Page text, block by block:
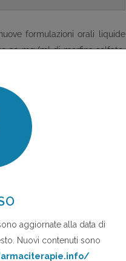
formulazioni orali liquide
20 mg/ml di morfina solfato,
dosatrice e Oramorph
A, a totale carico del SSN. In
durata d'azione (4 ore),
e l'individuazione della dose
risultare particolarmente utili
rilascio, nei pazienti che
di morfina. La dose iniziale
oppiaceo debole, la dose è
somministrazioni
supplementari richieste; per
analgesico desiderato. Il
(MS Contin e Skenan)
La morfina ha un sapore